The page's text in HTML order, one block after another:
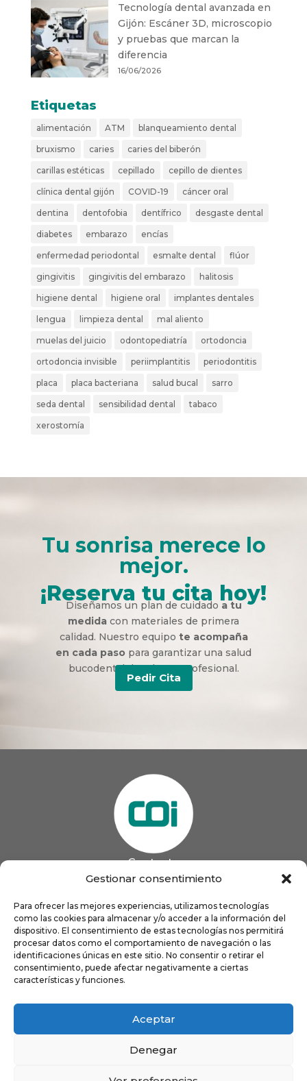
Gestionar consentimiento
Para ofrecer las mejores experiencias, utilizamos tecnologías
como las cookies para almacenar y/o acceder a la información del
dispositivo. El consentimiento de estas tecnologías nos permitirá
procesar datos como el comportamiento de navegación o las
identificaciones únicas en este sitio. No consentir o retirar el
consentimiento, puede afectar negativamente a ciertas
características y funciones.
Aceptar
Denegar
Tecnología dental avanzada en
Gijón: Escáner 3D, microscopio
y pruebas que marcan la
diferencia
16/06/2026
Etiquetas
alimentación ATM blanqueamiento dental
bruxismo caries caries del biberón
carillas estéticas cepillado cepillo de dientes
clínica dental gijón COVID-19 cáncer oral
dentina dentofobia dentífrico desgaste dental
diabetes embarazo encías
enfermedad periodontal esmalte dental flúor
gingivitis gingivitis del embarazo halitosis
higiene dental higiene oral implantes dentales
lengua limpieza dental mal aliento
muelas del juicio odontopediatría ortodoncia
ortodoncia invisible periimplantitis periodontitis
placa placa bacteriana salud bucal sarro
seda dental sensibilidad dental tabaco
xerostomía
Tu sonrisa merece lo
mejor.
¡Reserva tu cita hoy!
Diseñamos un plan de cuidado a tu
medida con materiales de primera
calidad. Nuestro equipo te acompaña
en cada paso para garantizar una salud
bucodental duradera y profesional.
Pedir Cita
Contacto
 coigijon@gmail.com
Horario
Lun
9:00 a 13:00 - 16:00 a 21:00
Mar
9:00 a 13:00 - 16:00 a 20:00
Mié
9:00 a 14:00 - 16:00 a 19:00
Jue
9:00 a 13:00 - 16:00 a 19:00